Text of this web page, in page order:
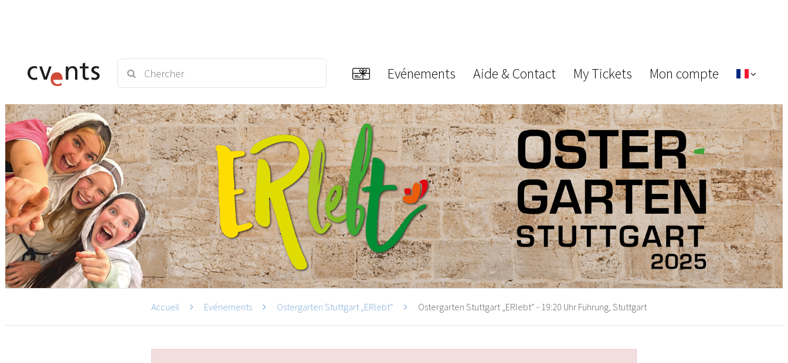
Evénements Aide & Contact My Tickets Mon compte
Accueil Evénements Ostergarten Stuttgart „ERlebt“ Ostergarten Stuttgart „ERlebt“ - 19:20 Uhr Führung, Stuttgart